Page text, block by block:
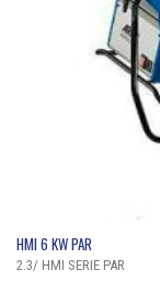
HMI 6 KW PAR
2.3/ HMI SERIE PAR